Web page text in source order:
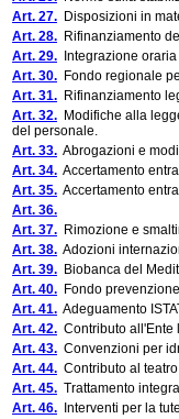
Art. 27. Disposizioni in
Art. 28. Rifinanziamento
Art. 29. Integrazione
Art. 30. Fondo regionale
Art. 31. Rifinanziamento
Art. 32. Modifiche alla
del personale.
Art. 33. Abrogazioni e
Art. 34. Accertamento
Art. 35. Accertamento
Art. 36.
Art. 37. Rimozione e
Art. 38. Adozioni
Art. 39. Biobanca del
Art. 40. Fondo
Art. 41. Adeguamento
Art. 42. Contributo all'Ente
Art. 43. Convenzioni per
Art. 44. Contributo al
Art. 45. Trattamento
Art. 46. Interventi per la